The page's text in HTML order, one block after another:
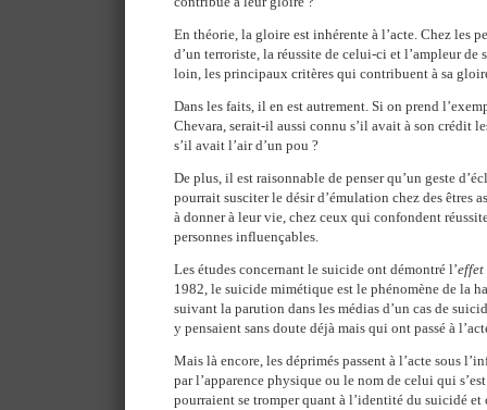
En théorie, la gloire est inhérente à l’acte. Chez les
d’un terroriste, la réussite de celui-ci et l’ampleur de
loin, les principaux critères qui contribuent à sa
Dans les faits, il en est autrement. Si on prend
Chevara, serait-il aussi connu s’il avait à son crédit
s’il avait l’air d’un pou ?
De plus, il est raisonnable de penser qu’un geste
pourrait susciter le désir d’émulation chez des êtres
à donner à leur vie, chez ceux qui confondent
personnes influençables.
Les études concernant le suicide ont démontré l’effet
1982, le suicide mimétique est le phénomène de la
suivant la parution dans les médias d’un cas de
y pensaient sans doute déjà mais qui ont passé à
Mais là encore, les déprimés passent à l’acte sous
par l’apparence physique ou le nom de celui qui
pourraient se tromper quant à l’identité du suicidé et